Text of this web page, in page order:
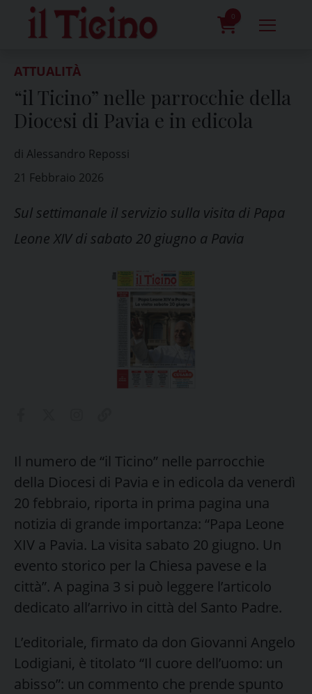
content
0
ATTUALITÀ
“il Ticino” nelle parrocchie della
Diocesi di Pavia e in edicola
di Alessandro Repossi
21 Febbraio 2026
Sul settimanale il servizio sulla visita di Papa
Leone XIV di sabato 20 giugno a Pavia
Il numero de “il Ticino” nelle parrocchie
della Diocesi di Pavia e in edicola da venerdì
20 febbraio, riporta in prima pagina una
notizia di grande importanza: “Papa Leone
XIV a Pavia. La visita sabato 20 giugno. Un
evento storico per la Chiesa pavese e la
città”. A pagina 3 si può leggere l’articolo
dedicato all’arrivo in città del Santo Padre.
L’editoriale, firmato da don Giovanni Angelo
Lodigiani, è titolato “Il cuore dell’uomo: un
abisso”: un commento che prende spunto